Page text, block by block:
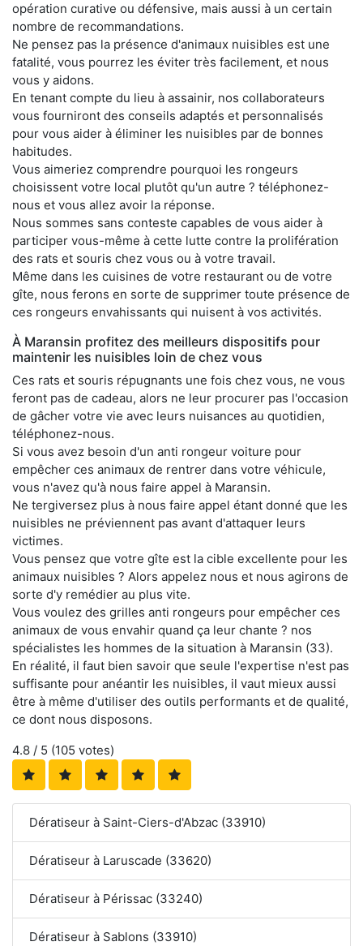
opération curative ou défensive, mais aussi à un certain
nombre de recommandations.
Ne pensez pas la présence d'animaux nuisibles est une
fatalité, vous pourrez les éviter très facilement, et nous
vous y aidons.
En tenant compte du lieu à assainir, nos collaborateurs
vous fourniront des conseils adaptés et personnalisés
pour vous aider à éliminer les nuisibles par de bonnes
habitudes.
Vous aimeriez comprendre pourquoi les rongeurs
choisissent votre local plutôt qu'un autre ? téléphonez-
nous et vous allez avoir la réponse.
Nous sommes sans conteste capables de vous aider à
participer vous-même à cette lutte contre la prolifération
des rats et souris chez vous ou à votre travail.
Même dans les cuisines de votre restaurant ou de votre
gîte, nous ferons en sorte de supprimer toute présence de
ces rongeurs envahissants qui nuisent à vos activités.
À Maransin profitez des meilleurs dispositifs pour
maintenir les nuisibles loin de chez vous
Ces rats et souris répugnants une fois chez vous, ne vous
feront pas de cadeau, alors ne leur procurer pas l'occasion
de gâcher votre vie avec leurs nuisances au quotidien,
téléphonez-nous.
Si vous avez besoin d'un anti rongeur voiture pour
empêcher ces animaux de rentrer dans votre véhicule,
vous n'avez qu'à nous faire appel à Maransin.
Ne tergiversez plus à nous faire appel étant donné que les
nuisibles ne préviennent pas avant d'attaquer leurs
victimes.
Vous pensez que votre gîte est la cible excellente pour les
animaux nuisibles ? Alors appelez nous et nous agirons de
sorte d'y remédier au plus vite.
Vous voulez des grilles anti rongeurs pour empêcher ces
animaux de vous envahir quand ça leur chante ? nos
spécialistes les hommes de la situation à Maransin (33).
En réalité, il faut bien savoir que seule l'expertise n'est pas
suffisante pour anéantir les nuisibles, il vaut mieux aussi
être à même d'utiliser des outils performants et de qualité,
ce dont nous disposons.
4.8 / 5 (105 votes)
Dératiseur à Saint-Ciers-d'Abzac (33910)
Dératiseur à Laruscade (33620)
Dératiseur à Périssac (33240)
Dératiseur à Sablons (33910)